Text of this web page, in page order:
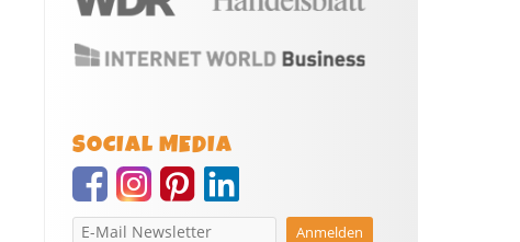
SOCIAL MEDIA